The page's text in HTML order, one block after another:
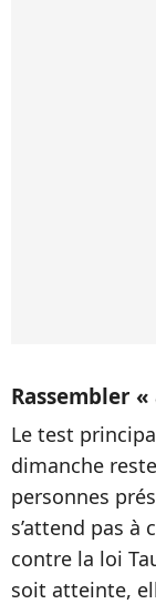
Rassembler
Le test
dimanche
personnes
s’attend pas
contre la loi
soit atteinte,